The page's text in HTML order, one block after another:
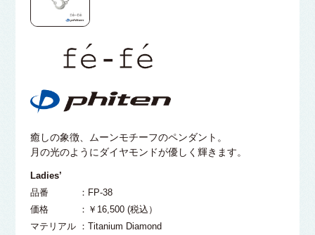
癒しの象徴、ムーンモチーフのペンダント。
月の光のようにダイヤモンドが優しく輝きます。
Ladies’
品番 ：FP-38
価格 ：￥16,500 (税込）
マテリアル ：Titanium Diamond